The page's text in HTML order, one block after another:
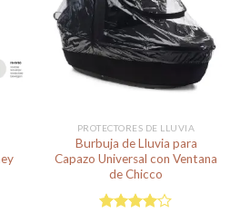
Añadir
a la
lista de
deseos
PROTECTORES DE LLUVIA
Burbuja de Lluvia para
Capazo Universal con Ventana
de Chicco